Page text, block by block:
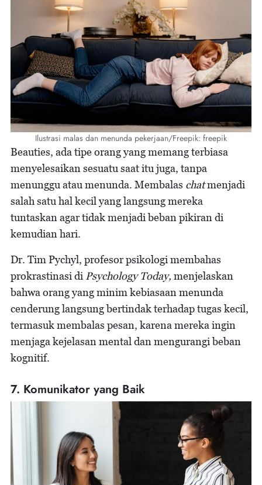
Ilustrasi malas dan menunda pekerjaan/Freepik: freepik
Beauties, ada tipe orang yang memang terbiasa
menyelesaikan sesuatu saat itu juga, tanpa
menunggu atau menunda. Membalas chatmenjadi
salah satu hal kecil yang langsung mereka
tuntaskan agar tidak menjadi beban pikiran di
kemudian hari.
Dr. Tim Pychyl, profesor psikologi membahas
prokrastinasi di Psychology Today, menjelaskan
bahwa orang yang minim kebiasaan menunda
cenderung langsung bertindak terhadap tugas kecil,
termasuk membalas pesan, karena mereka ingin
menjaga kejelasan mental dan mengurangi beban
kognitif.
7. Komunikator yang Baik